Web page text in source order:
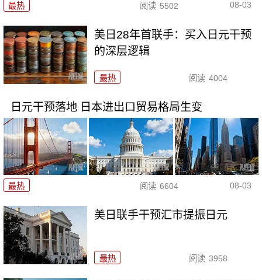
最热 阅读 5502 08-03
美日28年首联手：买入日元干预
的深层逻辑
最热 阅读 4004
日元干预落地 日本进出口贸易格局生变
最热 阅读 6604 08-03
美日联手干预汇市提振日元
最热 阅读 3958